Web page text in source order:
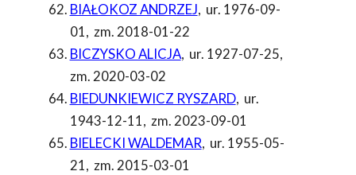
BIAŁOKOZ ANDRZEJ, ur. 1976-09-
01, zm. 2018-01-22
BICZYSKO ALICJA, ur. 1927-07-25,
zm. 2020-03-02
BIEDUNKIEWICZ RYSZARD, ur.
1943-12-11, zm. 2023-09-01
BIELECKI WALDEMAR, ur. 1955-05-
21, zm. 2015-03-01